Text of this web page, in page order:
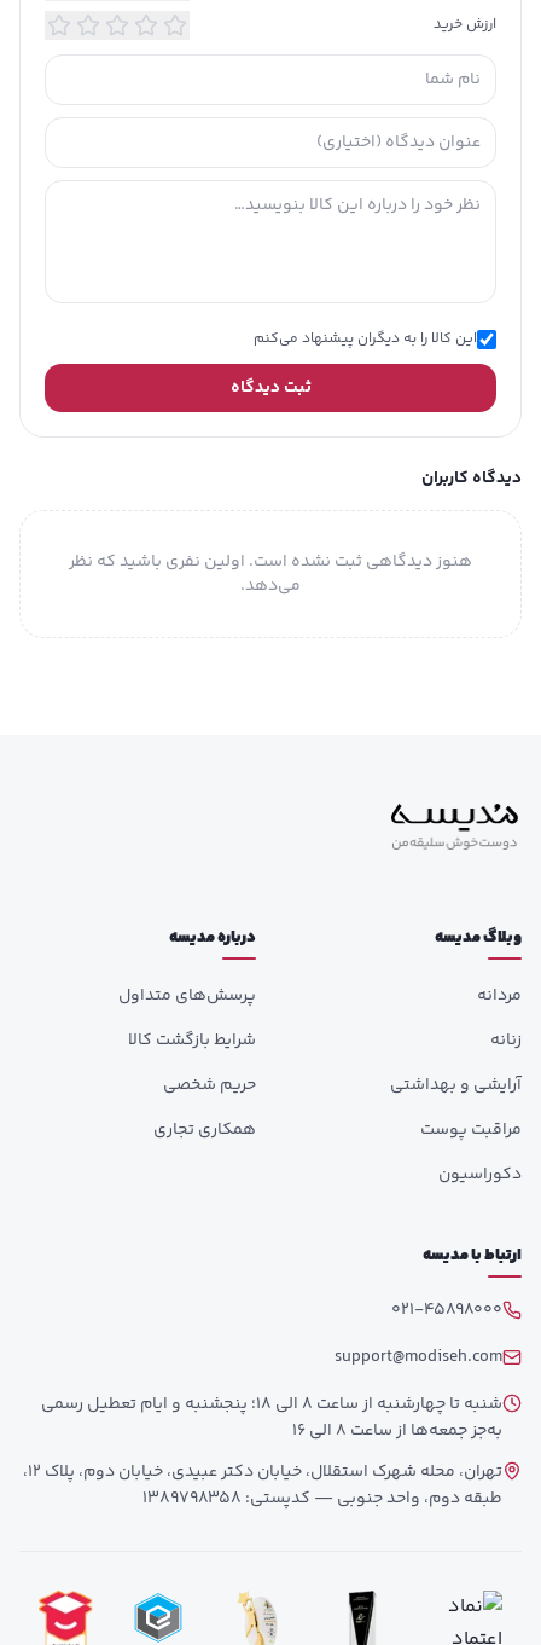
ارزش خرید
این کالا را به دیگران پیشنهاد می‌کنم
ثبت دیدگاه
دیدگاه کاربران
هنوز دیدگاهی ثبت نشده است. اولین نفری باشید که نظر
می‌دهد.
وبلاگ مدیسه
مردانه
زنانه
آرایشی و بهداشتی
مراقبت پوست
دکوراسیون
درباره مدیسه
پرسش‌های متداول
شرایط بازگشت کالا
حریم شخصی
همکاری تجاری
ارتباط با مدیسه
021-45898000
support@modiseh.com
شنبه تا چهارشنبه از ساعت 8 الی 18؛ پنجشنبه و ایام تعطیل رسمی
به‌جز جمعه‌ها از ساعت 8 الی 16
تهران، محله شهرک استقلال، خیابان دکتر عبیدی، خیابان دوم، پلاک 12،
طبقه دوم، واحد جنوبی — کدپستی: 1389798358